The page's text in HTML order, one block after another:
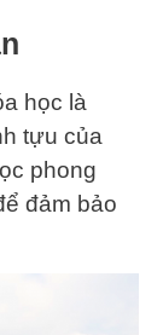
học là
tựu của
phong
đảm bảo